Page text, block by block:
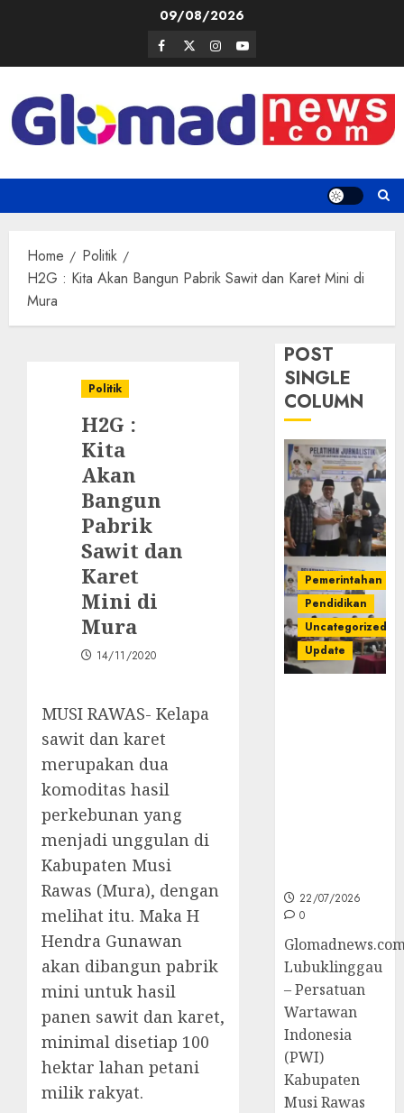
09/08/2026
Facebook
TwitterInstagram
Youtube
Home
Politik
H2G : Kita Akan Bangun Pabrik Sawit dan Karet Mini di
Mura
Politik
H2G :
Kita
Akan
Bangun
Pabrik
Sawit dan
Karet
Mini di
Mura
14/11/2020
MUSI RAWAS- Kelapa
sawit dan karet
merupakan dua
komoditas hasil
perkebunan yang
menjadi unggulan di
Kabupaten Musi
Rawas (Mura), dengan
melihat itu. Maka H
Hendra Gunawan
akan dibangun pabrik
mini untuk hasil
panen sawit dan karet,
minimal disetiap 100
hektar lahan petani
milik rakyat.
POST
SINGLE
COLUMN
Pemerintahan
Pendidikan
Uncategorized
Update
22/07/2026
0
Lubuklinggau
– Persatuan
Wartawan
Indonesia
(PWI)
Kabupaten
Musi Rawas